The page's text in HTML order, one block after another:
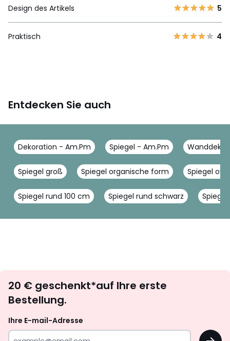
Design des Artikels 5
Praktisch 4
Entdecken Sie auch
Dekoration - Am.Pm Spiegel - Am.Pm Wanddeko
Spiegel groß Spiegel organische form Spiegel oval
Spiegel rund 100 cm Spiegel rund schwarz
abonnieren
20 € geschenkt*auf Ihre erste
Bestellung.
Ihre E-mail-Adresse
OK